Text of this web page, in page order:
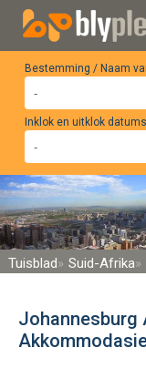
Bestemming / Naam
Inklok en uitklok datums
Tuisblad Suid-Afrika
Johannesburg